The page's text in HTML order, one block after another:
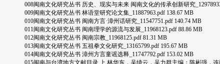
008闽南文化研究丛书 历史、现实与未来 闽南文化的传承创新研究
009闽南文化研究丛书 林语堂研究论文集_11887963.pdf 138.67 MB
010闽南文化研究丛书 闽南方言·漳州话研究_11547751.pdf 140.74 MB
011闽南文化研究丛书 闽南理学的源流与发展_11968123.pdf 88.86 MB
012闽南文化研究丛书 闽南宗教_11968125.pdf 81.31 MB
013闽南文化研究丛书 五祖拳文化研究_13165799.pdf 195.67 MB
014闽南文化研究丛书 漳州方言童谣选释_11747792.pdf 153.02 MB
015闽南与台湾地方文献目录 上 林华东，吴绮云，吴力群主编；陈彬强，连